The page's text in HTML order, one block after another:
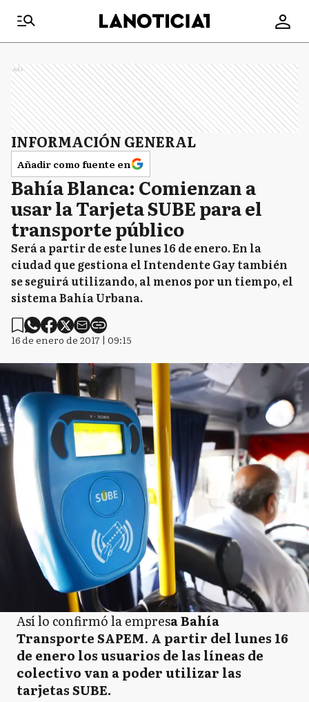
Ads
INFORMACIÓN GENERAL
Añadir como fuente en
Bahía Blanca: Comienzan a
usar la Tarjeta SUBE para el
transporte público
Será a partir de este lunes 16 de enero. En la
ciudad que gestiona el Intendente Gay también
se seguirá utilizando, al menos por un tiempo, el
sistema Bahía Urbana.
16 de enero de 2017 | 09:15
Así lo confirmó la empresa Bahía
Transporte SAPEM. A partir del lunes 16
de enero los usuarios de las líneas de
colectivo van a poder utilizar las
tarjetas SUBE.